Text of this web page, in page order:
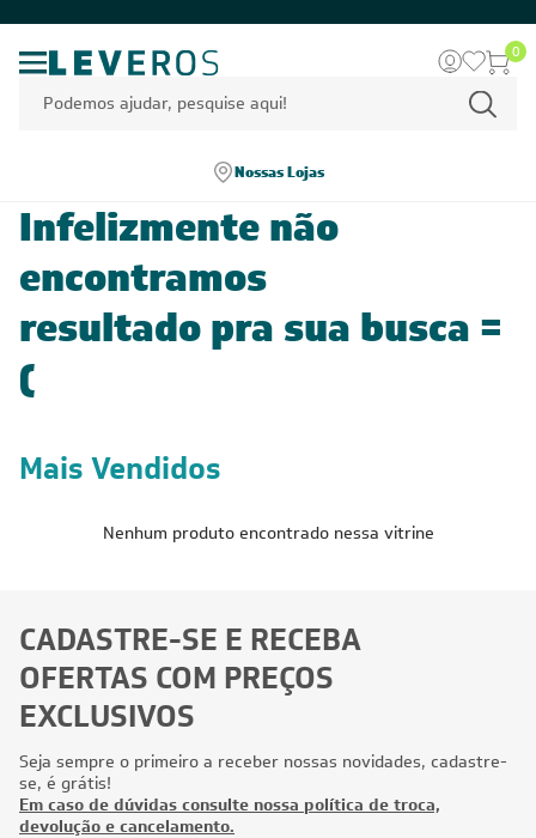
0
Nossas Lojas
Infelizmente não
encontramos
resultado pra sua busca =
(
Mais Vendidos
Nenhum produto encontrado nessa vitrine
CADASTRE-SE E RECEBA
OFERTAS COM PREÇOS
EXCLUSIVOS
Seja sempre o primeiro a receber nossas novidades, cadastre-
se, é grátis!
Em caso de dúvidas consulte nossa política de troca,
devolução e cancelamento.